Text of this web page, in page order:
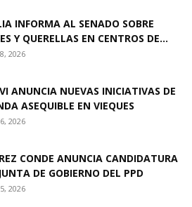
INFORMA AL SENADO SOBRE
Y QUERELLAS EN CENTROS DE...
2026
ANUNCIA NUEVAS INICIATIVAS DE
ASEQUIBLE EN VIEQUES
2026
CONDE ANUNCIA CANDIDATURA
DE GOBIERNO DEL PPD
2026